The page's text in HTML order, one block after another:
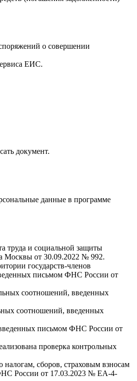
о совершении
ЕИС.
документ.
данные в программе
труда и социальной защиты
Москвы от 30.09.2022 № 992.
государств-членов
письмом ФНС России от
соотношений, введенных
соотношений, введенных
письмом ФНС России от
проверка контрольных
сборов, страховым взносам
России от 17.03.2023 № ЕА-4-